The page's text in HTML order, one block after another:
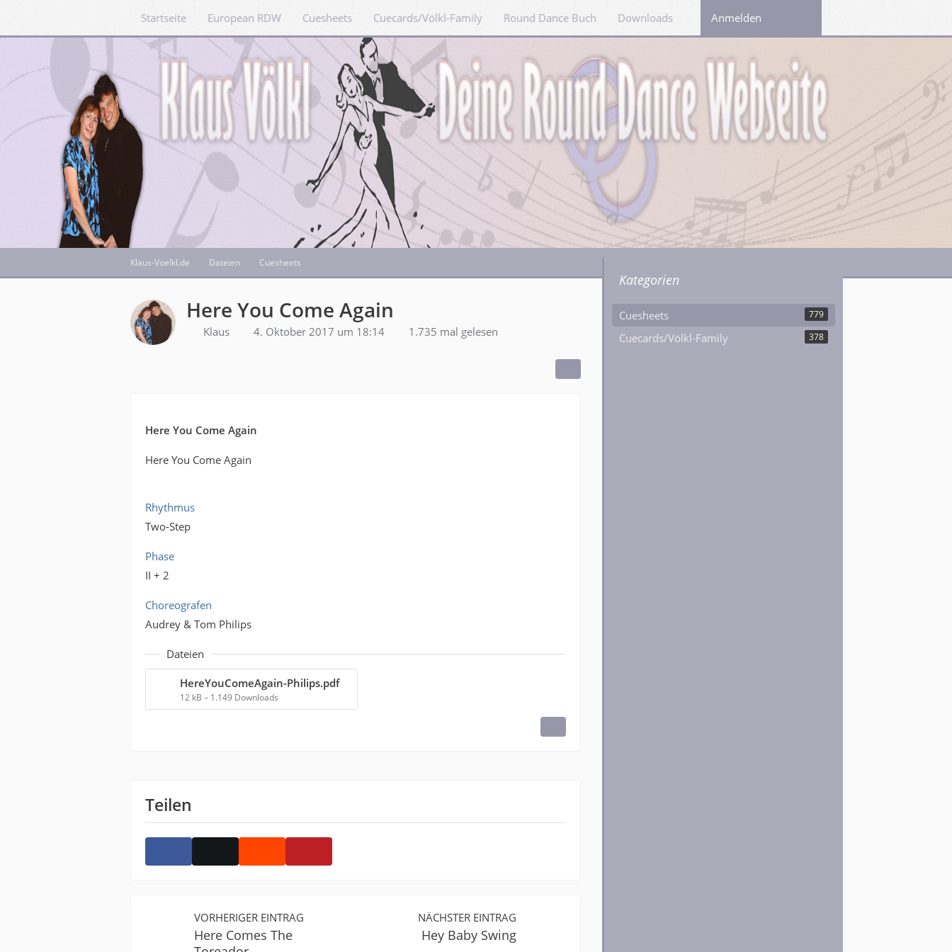
Startseite European RDW Cuesheets Cuecards/Völkl-Family Round Dance Buch Downloads LinksAnmelden
Klaus-Voelkl.de Dateien Cuesheets
Here You Come Again
Klaus 4. Oktober 2017 um 18:14 1.735 mal gelesen
Here You Come Again
Here You Come Again
Rhythmus
Two-Step
Phase
II + 2
Choreografen
Audrey & Tom Philips
Dateien
HereYouComeAgain-Philips.pdf
12 kB – 1.149 Downloads
Teilen
VORHERIGER EINTRAG
Here Comes The
NÄCHSTER EINTRAG
Hey Baby Swing
Kategorien
Cuesheets 779
Cuecards/Völkl-Family 378